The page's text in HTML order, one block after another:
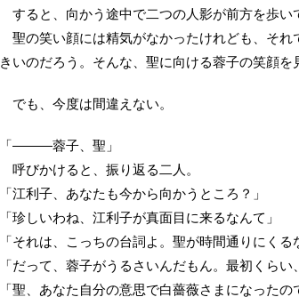
すると、向かう途中で二つの人影が前方を歩い
聖の笑い顔には精気がなかったけれども、それ
きいのだろう。そんな、聖に向ける蓉子の笑顔を
でも、今度は間違えない。
「―――蓉子、聖」
呼びかけると、振り返る二人。
「江利子、あなたも今から向かうところ？」
「珍しいわね、江利子が真面目に来るなんて」
「それは、こっちの台詞よ。聖が時間通りにくる
「だって、蓉子がうるさいんだもん。最初くらい
「聖、あなた自分の意思で白薔薇さまになったの